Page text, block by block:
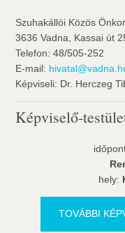
Szuhakállói Közös
3636 Vadna, Kassai út
Telefon: 48/505-252
E-mail:
Képviseli: Dr. Herczeg
Képviselő-
hely:
TOVÁBBI